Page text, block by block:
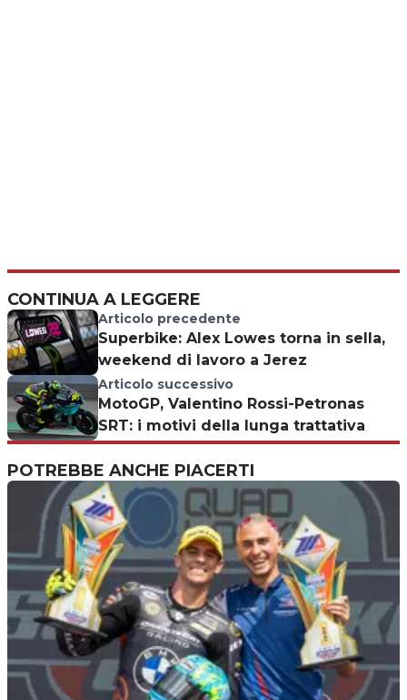
CONTINUA A LEGGERE
Articolo precedente
Superbike: Alex Lowes torna in sella,
weekend di lavoro a Jerez
Articolo successivo
MotoGP, Valentino Rossi-Petronas
SRT: i motivi della lunga trattativa
POTREBBE ANCHE PIACERTI